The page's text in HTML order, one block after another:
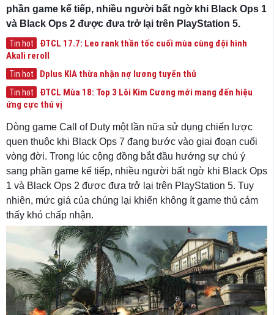
phần game kế tiếp, nhiều người bất ngờ khi Black Ops 1
và Black Ops 2 được đưa trở lại trên PlayStation 5.
Tin hot
ĐTCL 17.7: Leo rank thần tốc cuối mùa cùng đội hình
Akali reroll
Tin hot Dplus KIA thừa nhận nợ lương tuyển thủ
Tin hot
ĐTCL Mùa 18: Top 3 Lõi Kim Cương mới mang đến hiệu
ứng cực thú vị
Dòng game Call of Duty một lần nữa sử dụng chiến lược
quen thuộc khi Black Ops 7 đang bước vào giai đoạn cuối
vòng đời. Trong lúc cộng đồng bắt đầu hướng sự chú ý
sang phần game kế tiếp, nhiều người bất ngờ khi Black Ops
1 và Black Ops 2 được đưa trở lại trên PlayStation 5. Tuy
nhiên, mức giá của chúng lại khiến không ít game thủ cảm
thấy khó chấp nhận.